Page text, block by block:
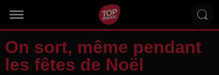
On sort, même pendant
les fêtes de Noël